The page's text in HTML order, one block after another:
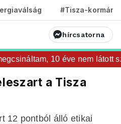
#Tisza-kormány
hírcsatorna
10 éve nem látott
a Tisza
12 pontból álló etikai